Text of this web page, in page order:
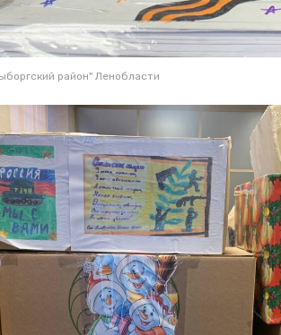
район" Ленобласти